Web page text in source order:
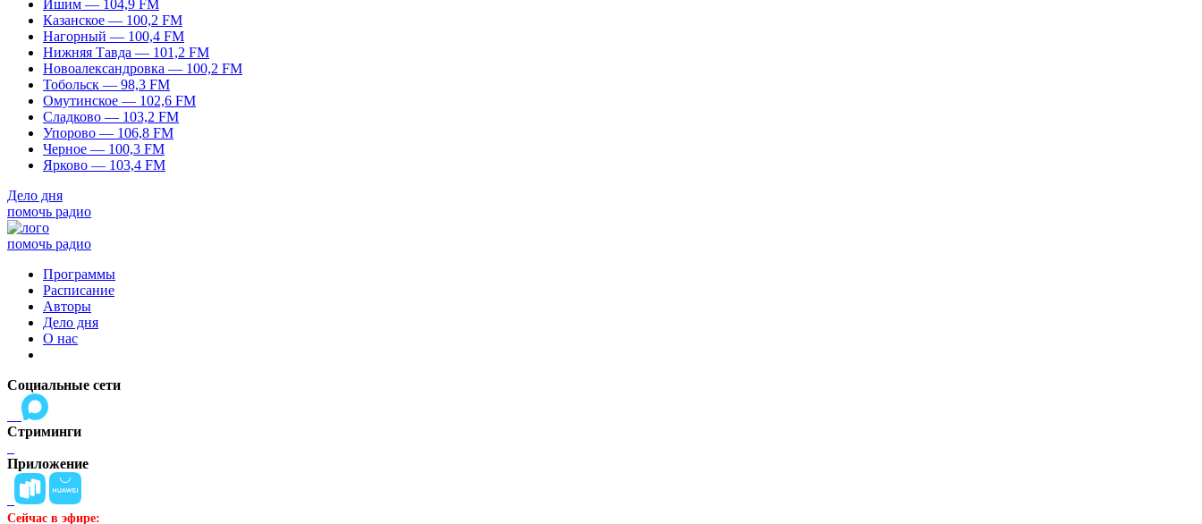
Ишим — 104,9 FM
Казанское — 100,2 FM
Нагорный — 100,4 FM
Нижняя Тавда — 101,2 FM
Новоалександровка — 100,2 FM
Тобольск — 98,3 FM
Омутинское — 102,6 FM
Сладково — 103,2 FM
Упорово — 106,8 FM
Черное — 100,3 FM
Ярково — 103,4 FM
Дело дня
помочь радио
помочь радио
Программы
Расписание
Авторы
Дело дня
О нас
Социальные сети
Стриминги
Приложение
Сейчас в эфире: